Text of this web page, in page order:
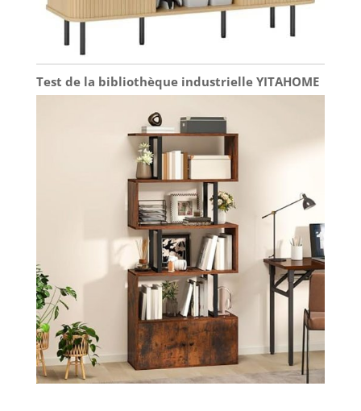
Test de la bibliothèque industrielle YITAHOME